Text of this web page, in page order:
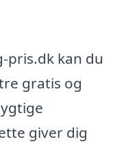
pris.dk kan du
gratis og
giver dig